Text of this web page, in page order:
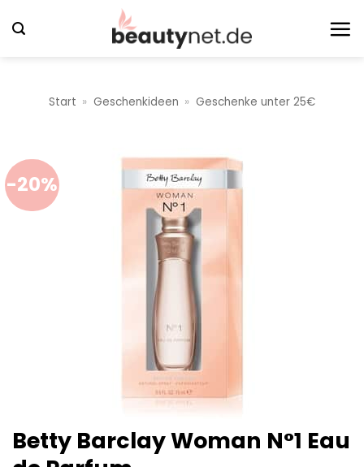
Inhalt
Start » Geschenkideen » Geschenke unter 25€
-20%
Betty Barclay Woman N°1 Eau